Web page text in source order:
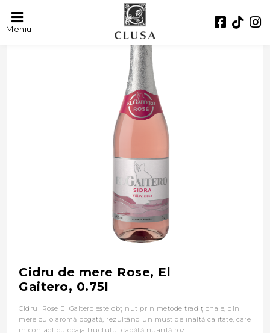
Meniu- 41%
Cidru de mere Rose, El
Gaitero, 0.75l
Cidrul Rose El Gaitero este obţinut prin metode tradiţionale, din
mere cu o aromă bogată, rezultând un must de înaltă calitate, care
în contact cu coaja fructului capătă nuanţă roz.